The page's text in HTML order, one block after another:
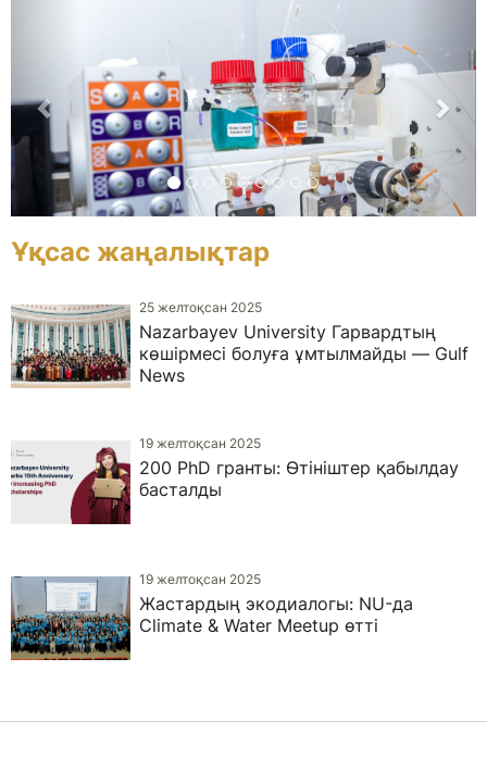
Ұқсас жаңалықтар
25 желтоқсан 2025
Nazarbayev University Гарвардтың
көшірмесі болуға ұмтылмайды — Gulf
News
19 желтоқсан 2025
200 PhD гранты: Өтініштер қабылдау
басталды
19 желтоқсан 2025
Жастардың экодиалогы: NU-да
Climate & Water Meetup өтті